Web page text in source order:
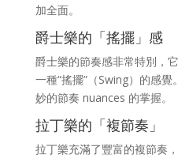
加全面。
爵士樂的「搖擺」感
爵士樂的節奏感非常特別，
一種“搖擺”（Swing）的感
妙的節奏 nuances 的掌握。
拉丁樂的「複節奏」
拉丁樂充滿了豐富的複節奏